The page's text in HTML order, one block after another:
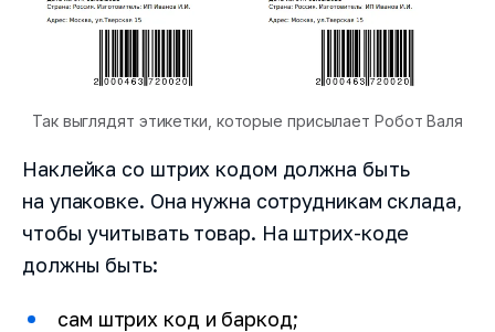
Так выглядят этикетки, которые присылает Робот Валя
Наклейка со штрих кодом должна быть
на упаковке. Она нужна сотрудникам склада,
чтобы учитывать товар. На штрих-коде
должны быть:
сам штрих код и баркод;